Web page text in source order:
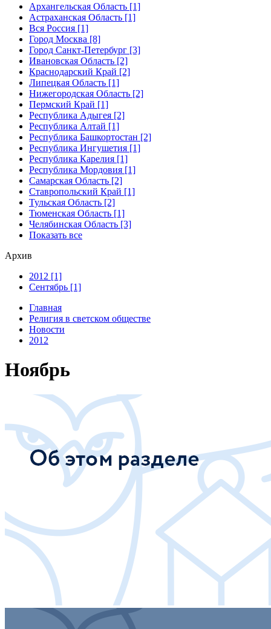
Архангельская Область [1]
Астраханская Область [1]
Вся Россия [1]
Город Москва [8]
Город Санкт-Петербург [3]
Ивановская Область [2]
Краснодарский Край [2]
Липецкая Область [1]
Нижегородская Область [2]
Пермский Край [1]
Республика Адыгея [2]
Республика Алтай [1]
Республика Башкортостан [2]
Республика Ингушетия [1]
Республика Карелия [1]
Республика Мордовия [1]
Самарская Область [2]
Ставропольский Край [1]
Тульская Область [2]
Тюменская Область [1]
Челябинская Область [3]
Показать все
Архив
2012 [1]
Сентябрь [1]
Главная
Религия в светском обществе
Новости
2012
Ноябрь